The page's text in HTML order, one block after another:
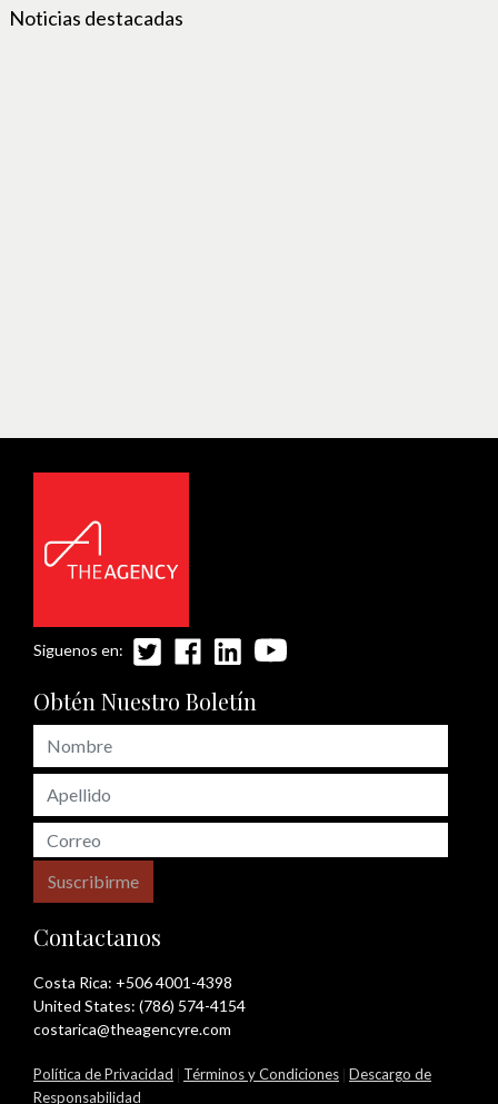
Noticias destacadas
Siguenos en:
Obtén Nuestro Boletín
Suscribirme
Contactanos
Costa Rica: +506 4001-4398
United States: (786) 574-4154
costarica@theagencyre.com
Política de Privacidad | Términos y Condiciones | Descargo de
Responsabilidad